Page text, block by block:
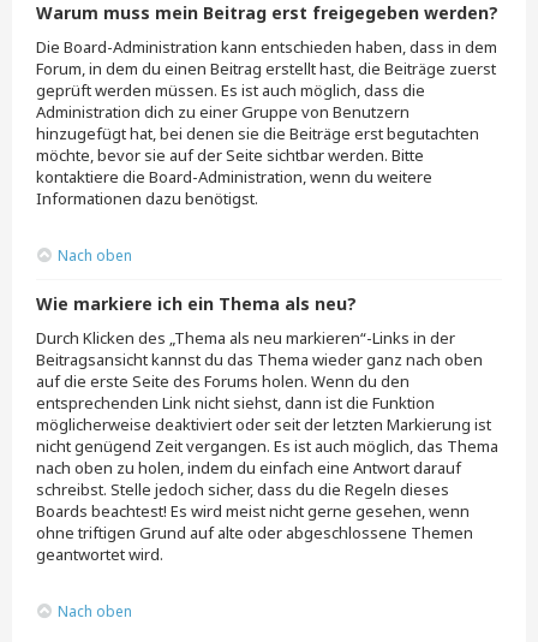
Warum muss mein Beitrag erst freigegeben werden?
Die Board-Administration kann entschieden haben, dass in dem
Forum, in dem du einen Beitrag erstellt hast, die Beiträge zuerst
geprüft werden müssen. Es ist auch möglich, dass die
Administration dich zu einer Gruppe von Benutzern
hinzugefügt hat, bei denen sie die Beiträge erst begutachten
möchte, bevor sie auf der Seite sichtbar werden. Bitte
kontaktiere die Board-Administration, wenn du weitere
Informationen dazu benötigst.
Nach oben
Wie markiere ich ein Thema als neu?
Durch Klicken des „Thema als neu markieren“-Links in der
Beitragsansicht kannst du das Thema wieder ganz nach oben
auf die erste Seite des Forums holen. Wenn du den
entsprechenden Link nicht siehst, dann ist die Funktion
möglicherweise deaktiviert oder seit der letzten Markierung ist
nicht genügend Zeit vergangen. Es ist auch möglich, das Thema
nach oben zu holen, indem du einfach eine Antwort darauf
schreibst. Stelle jedoch sicher, dass du die Regeln dieses
Boards beachtest! Es wird meist nicht gerne gesehen, wenn
ohne triftigen Grund auf alte oder abgeschlossene Themen
geantwortet wird.
Nach oben